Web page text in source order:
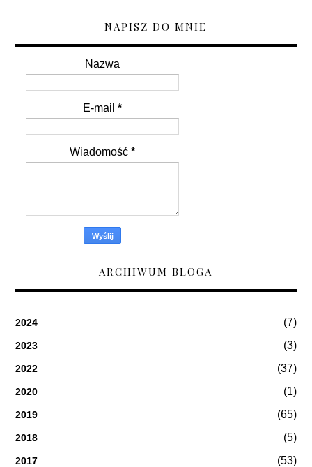
NAPISZ DO MNIE
Nazwa
E-mail*
Wiadomość*
ARCHIWUM BLOGA
2024 (7)
2023 (3)
2022 (37)
2020 (1)
2019 (65)
2018 (5)
2017 (53)